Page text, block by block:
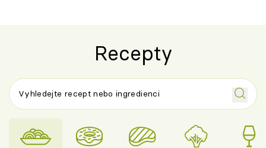
Recepty